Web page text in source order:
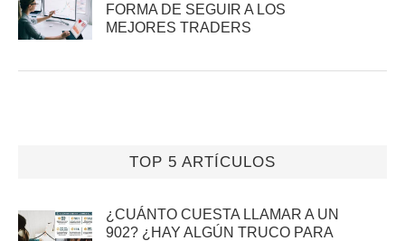
FORMA DE SEGUIR A LOS
MEJORES TRADERS
TOP 5 ARTÍCULOS
¿CUÁNTO CUESTA LLAMAR A UN
902? ¿HAY ALGÚN TRUCO PARA